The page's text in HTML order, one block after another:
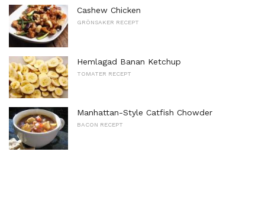
Cashew Chicken
GRÖNSAKER RECEPT
Hemlagad Banan Ketchup
TOMATER RECEPT
Manhattan-Style Catfish Chowder
BACON RECEPT